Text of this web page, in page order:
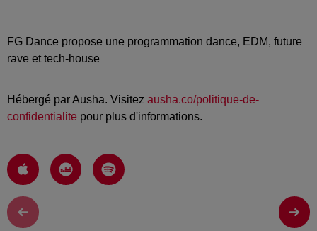
FG Dance propose une programmation dance, EDM, future
rave et tech-house
Hébergé par Ausha. Visitez ausha.co/politique-de-
confidentialite pour plus d'informations.